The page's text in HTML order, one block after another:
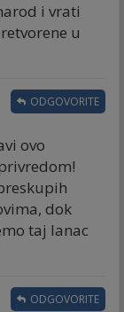
i vrati
u
ovo
dok
taj lanac
ODGOVORITE
ODGOVORITE